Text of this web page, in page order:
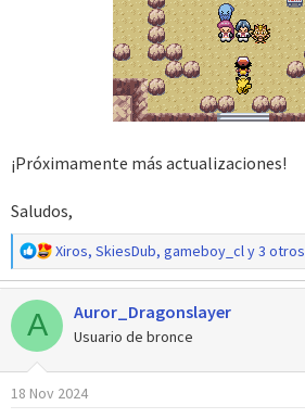
¡Próximamente más actualizaciones!
Saludos,
R
e
a
c
c
o
n
Xiros, SkiesDub, gameboy_cly 3 otros
A Auror_Dragonslayer
Usuario de bronce
18 Nov 2024